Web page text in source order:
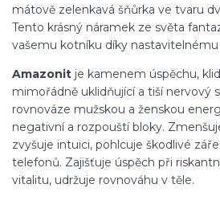
mátově zelenkavá šňůrka ve tvaru
Tento krásný náramek ze světa
vašemu kotníku díky
Amazonit je kamenem úspěchu,
mimořádně uklidňující a tiší nervový
rovnováze mužskou a ženskou
negativní a rozpouští bloky.
zvyšuje intuici, pohlcuje škodlivé
telefonů. Zajišťuje úspěch při
vitalitu, udržuje rovnováhu v těle.